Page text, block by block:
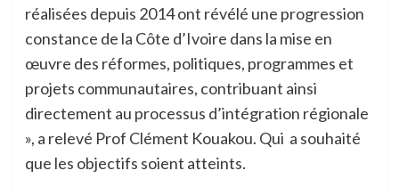
réalisées depuis 2014 ont révélé une progression
constance de la Côte d’Ivoire dans la mise en
œuvre des réformes, politiques, programmes et
projets communautaires, contribuant ainsi
directement au processus d’intégration régionale
», a relevé Prof Clément Kouakou. Qui a souhaité
que les objectifs soient atteints.